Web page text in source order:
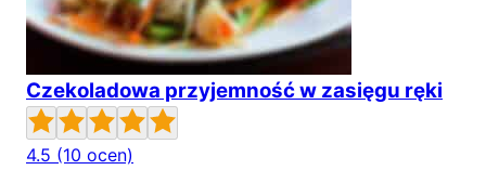
Czekoladowa przyjemność w zasięgu ręki
4.5 (10 ocen)